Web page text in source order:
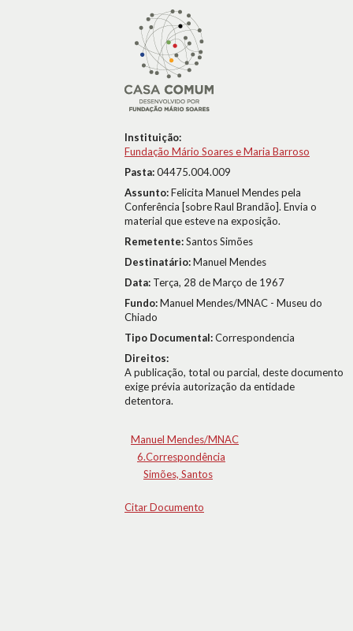
Instituição:
Fundação Mário Soares e Maria Barroso
Pasta:04475.004.009
Assunto:Felicita Manuel Mendes pela
Conferência [sobre Raul Brandão]. Envia o
material que esteve na exposição.
Remetente:Santos Simões
Destinatário:Manuel Mendes
Data: Terça, 28 de Março de 1967
Fundo:Manuel Mendes/MNAC - Museu do
Chiado
Tipo Documental:Correspondencia
Direitos:
A publicação, total ou parcial, deste documento
exige prévia autorização da entidade
detentora.
Manuel Mendes/MNAC
6.Correspondência
Simões, Santos
Citar Documento